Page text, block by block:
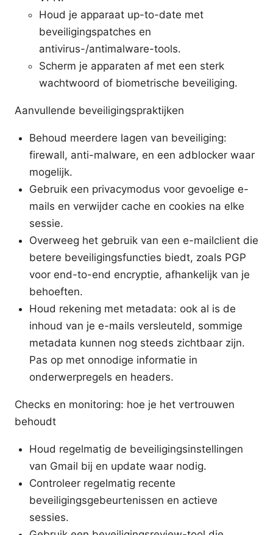
Houd je apparaat up-to-date met
beveiligingspatches en
antivirus-/antimalware-tools.
Scherm je apparaten af met een sterk
wachtwoord of biometrische beveiliging.
Aanvullende beveiligingspraktijken
Behoud meerdere lagen van beveiliging:
firewall, anti-malware, en een adblocker waar
mogelijk.
Gebruik een privacymodus voor gevoelige e-
mails en verwijder cache en cookies na elke
sessie.
Overweeg het gebruik van een e-mailclient die
betere beveiligingsfuncties biedt, zoals PGP
voor end-to-end encryptie, afhankelijk van je
behoeften.
Houd rekening met metadata: ook al is de
inhoud van je e-mails versleuteld, sommige
metadata kunnen nog steeds zichtbaar zijn.
Pas op met onnodige informatie in
onderwerpregels en headers.
Checks en monitoring: hoe je het vertrouwen
behoudt
Houd regelmatig de beveiligingsinstellingen
van Gmail bij en update waar nodig.
Controleer regelmatig recente
beveiligingsgebeurtenissen en actieve
sessies.